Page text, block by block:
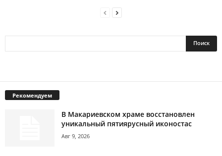
Рекомендуем
В Макариевском храме восстановлен
уникальный пятиярусный иконостас
Авг 9, 2026